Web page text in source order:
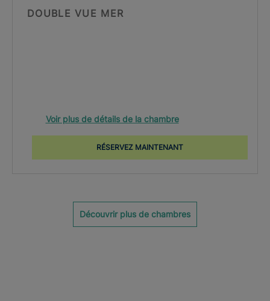
DOUBLE VUE MER
Voir plus de détails de la chambre
RÉSERVEZ MAINTENANT
Découvrir plus de chambres